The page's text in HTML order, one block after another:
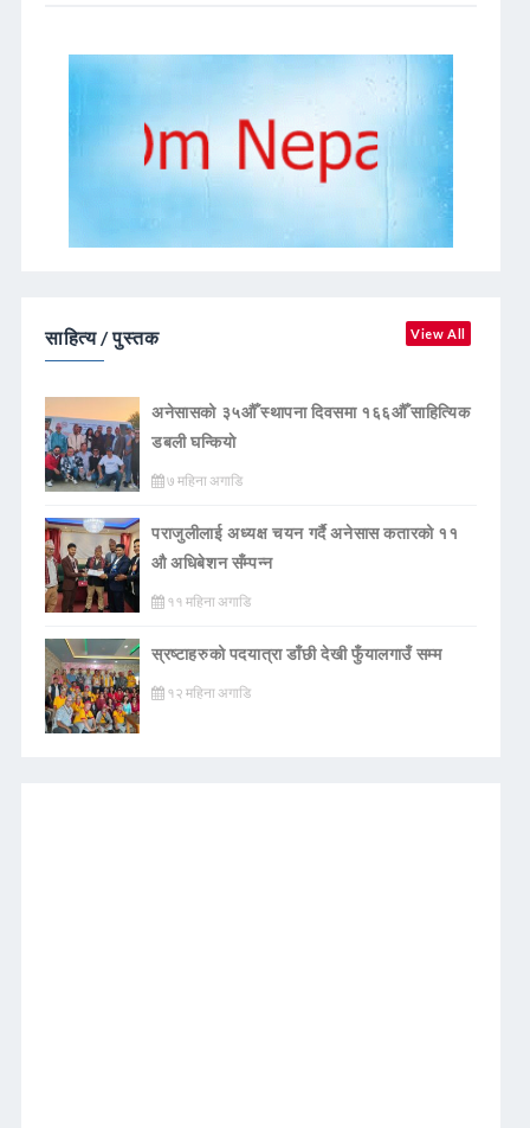
साहित्य / पुस्तक View All
अनेसासको ३५औँ स्थापना दिवसमा १६६औँ साहित्यिक
डबली घन्कियाे
७ महिना अगाडि
पराजुलीलाई अध्यक्ष चयन गर्दै अनेसास कतारको ११
औ अधिबेशन सँम्पन्न
११ महिना अगाडि
स्रष्टाहरुको पदयात्रा डाँछी देखी फुँयालगाउँ सम्म
१२ महिना अगाडि